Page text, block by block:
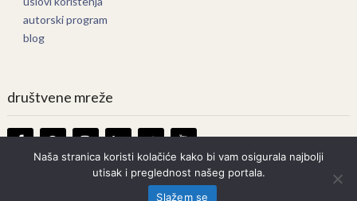
autorski program
blog
društvene mreže
Knjige OnlineCopyright © 2026.
Naša stranica koristi kolačiće kako bi vam osigurala najbolji
utisak i preglednost našeg portala.
Slažem se